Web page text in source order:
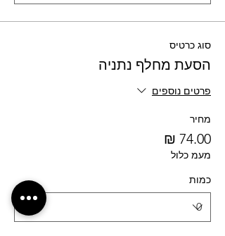
סוג כרטיס
הסעת מחלף נתניה
פרטים נוספים
מחיר
מעמ כלול
כמות